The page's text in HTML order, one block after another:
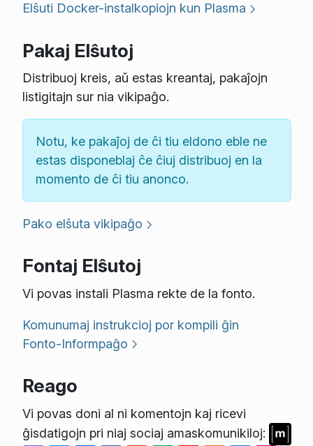
Elŝuti Docker-instalkopiojn kun Plasma
Pakaj Elŝutoj
Distribuoj kreis, aŭ estas kreantaj, pakaĵojn
listigitajn sur nia vikipaĝo.
Notu, ke pakaĵoj de ĉi tiu eldono eble ne
estas disponeblaj ĉe ĉiuj distribuoj en la
momento de ĉi tiu anonco.
Pako elŝuta vikipaĝo
Fontaj Elŝutoj
Vi povas instali Plasma rekte de la fonto.
Komunumaj instrukcioj por kompili ĝin
Fonto-Informpaĝo
Reago
Vi povas doni al ni komentojn kaj ricevi
ĝisdatigojn pri niaj sociaj amaskomunikiloj: